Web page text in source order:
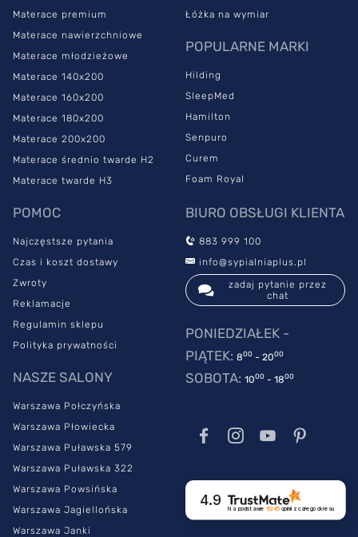
Materace premium
Materace nawierzchniowe
Materace młodzieżowe
Materace 140x200
Materace 160x200
Materace 180x200
Materace 200x200
Materace średnio twarde H2
Materace twarde H3
Łóżka na wymiar
POPULARNE MARKI
Hilding
SleepMed
Hamilton
Senpuro
Curem
Foam Royal
POMOC
Najczęstsze pytania
Czas i koszt dostawy
Zwroty
Reklamacje
Regulamin sklepu
Polityka prywatności
NASZE SALONY
Warszawa Połczyńska
Warszawa Płowiecka
Warszawa Puławska 579
Warszawa Puławska 322
Warszawa Powsińska
Warszawa Jagiellońska
Warszawa Janki
BIURO OBSŁUGI KLIENTA
883 999 100
info@sypialniaplus.pl
zadaj pytanie przez
chat
PONIEDZIAŁEK -
PIĄTEK: 800 - 2000
SOBOTA: 1000 - 1800
4.9
Na podstawie 6245opinii z całego okresu